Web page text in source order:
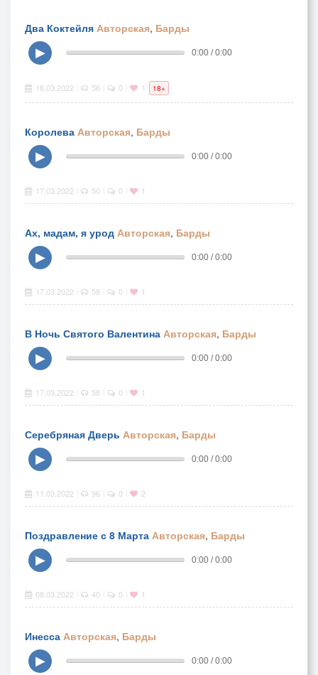
Два Коктейля Авторская, Барды
▶
0:00 / 0:00
18.03.2022 56 0 1 18+
Королева Авторская, Барды
▶
0:00 / 0:00
17.03.2022 50 0 1
Ах, мадам, я урод Авторская, Барды
▶
0:00 / 0:00
17.03.2022 58 0 1
В Ночь Святого Валентина Авторская, Барды
▶
0:00 / 0:00
17.03.2022 58 0 1
Серебряная Дверь Авторская, Барды
▶
0:00 / 0:00
11.03.2022 96 0 2
Поздравление с 8 Марта Авторская, Барды
▶
0:00 / 0:00
08.03.2022 40 0 1
Инесса Авторская, Барды
▶
0:00 / 0:00